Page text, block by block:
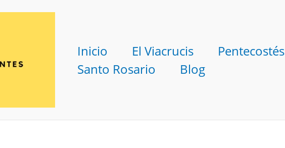
Inicio El Viacrucis
Pentecostés
Santo Rosario
Blog